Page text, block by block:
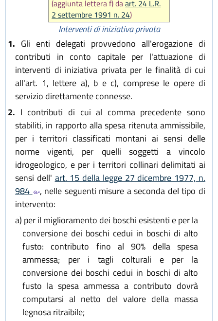
(aggiunta lettera f) daart. 24 L.R.
2 settembre 1991 n. 24)
Interventi di iniziativa privata
1. Gli enti delegati provvedono all'erogazione di
contributi in conto capitale per l'attuazione di
interventi di iniziativa privata per le finalità di cui
all'art. 1, lettere a), b e c), comprese le opere di
servizio direttamente connesse.
2. I contributi di cui al comma precedente sono
stabiliti, in rapporto alla spesa ritenuta ammissibile,
per i territori classificati montani ai sensi delle
norme vigenti, per quelli soggetti a vincolo
idrogeologico, e per i territori collinari delimitati ai
sensi dell' art. 15 della legge 27 dicembre 1977, n.
984
, nelle seguenti misure a seconda del tipo di
intervento:
a) per il miglioramento dei boschi esistenti e per la
conversione dei boschi cedui in boschi di alto
fusto: contributo fino al 90% della spesa
ammessa; per i tagli colturali e per la
conversione dei boschi cedui in boschi di alto
fusto la spesa ammessa a contributo dovrà
computarsi al netto del valore della massa
legnosa ritraibile;